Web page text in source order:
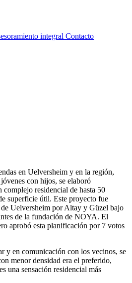
integral Contacto
en Uelversheim y en la región,
con hijos, se elaboró
residencial de hasta 50
superficie útil. Este proyecto fue
Uelversheim por Altay y Güzel bajo
de la fundación de NOYA. El
aprobó esta planificación por 7 votos
y en comunicación con los vecinos, se
menor densidad era el preferido,
una sensación residencial más